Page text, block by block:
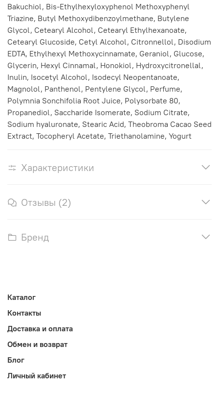
Bakuchiol, Bis-Ethylhexyloxyphenol Methoxyphenyl
Triazine, Butyl Methoxydibenzoylmethane, Butylene
Glycol, Cetearyl Alcohol, Cetearyl Ethylhexanoate,
Cetearyl Glucoside, Cetyl Alcohol, Citronnellol, Disodium
EDTA, Ethylhexyl Methoxycinnamate, Geraniol, Glucose,
Glycerin, Hexyl Cinnamal, Honokiol, Hydroxycitronellal,
Inulin, Isocetyl Alcohol, Isodecyl Neopentanoate,
Magnolol, Panthenol, Pentylene Glycol, Perfume,
Polymnia Sonchifolia Root Juice, Polysorbate 80,
Propanediol, Saccharide Isomerate, Sodium Citrate,
Sodium hyaluronate, Stearic Acid, Theobroma Cacao Seed
Extract, Tocopheryl Acetate, Triethanolamine, Yogurt
Характеристики
Отзывы (2)
Бренд
Каталог
Контакты
Доставка и оплата
Обмен и возврат
Блог
Личный кабинет